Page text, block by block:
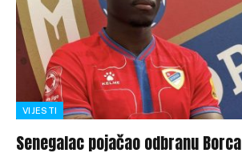
VIJESTI
Senegalac pojačao odbranu Borca